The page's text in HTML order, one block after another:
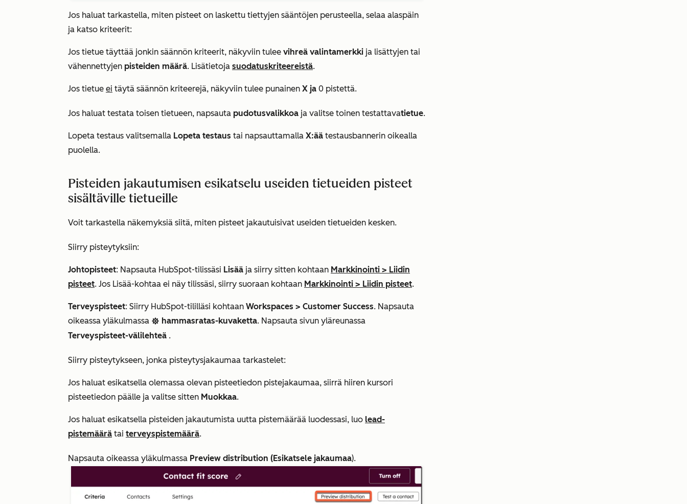
Jos haluat tarkastella, miten pisteet on laskettu tiettyjen sääntöjen perusteella, selaa alaspäin
ja katso kriteerit:
Jos tietue täyttää jonkin säännön kriteerit, näkyviin tulee vihreä valintamerkki ja lisättyjen tai
vähennettyjen pisteiden määrä. Lisätietoja suodatuskriteereistä.
Jos tietue ei täytä säännön kriteerejä, näkyviin tulee punainen X ja 0 pistettä.
Jos haluat testata toisen tietueen, napsauta pudotusvalikkoa ja valitse toinen testattavatietue.
Lopeta testaus valitsemalla Lopeta testaus tai napsauttamalla X:ää testausbannerin oikealla
puolella.
Pisteiden jakautumisen esikatselu useiden tietueiden pisteet
sisältäville tietueille
Voit tarkastella näkemyksiä siitä, miten pisteet jakautuisivat useiden tietueiden kesken.
Siirry pisteytyksiin:
Johtopisteet: Napsauta HubSpot-tilissäsi Lisää ja siirry sitten kohtaan Markkinointi > Liidin
pisteet. Jos Lisää-kohtaa ei näy tilissäsi, siirry suoraan kohtaan Markkinointi > Liidin pisteet.
Terveyspisteet: Siirry HubSpot-tililläsi kohtaan Workspaces > Customer Success. Napsauta
oikeassa yläkulmassa settings hammasratas-kuvaketta. Napsauta sivun yläreunassa
Terveyspisteet-välilehteä .
Siirry pisteytykseen, jonka pisteytysjakaumaa tarkastelet:
Jos haluat esikatsella olemassa olevan pisteetiedon pistejakaumaa, siirrä hiiren kursori
pisteetiedon päälle ja valitse sitten Muokkaa.
Jos haluat esikatsella pisteiden jakautumista uutta pistemäärää luodessasi, luo lead-
pistemäärä tai terveyspistemäärä.
Napsauta oikeassa yläkulmassa Preview distribution (Esikatsele jakaumaa).